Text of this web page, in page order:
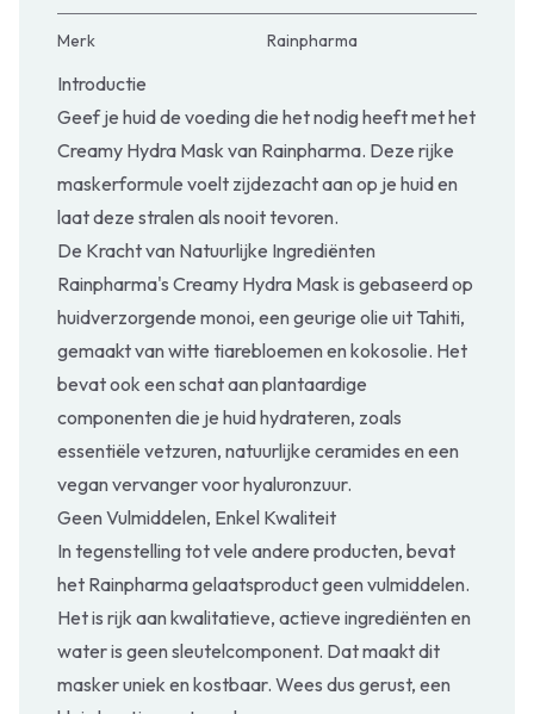
Merk Rainpharma
Introductie
Geef je huid de voeding die het nodig heeft met het
Creamy Hydra Mask van Rainpharma. Deze rijke
maskerformule voelt zijdezacht aan op je huid en
laat deze stralen als nooit tevoren.
De Kracht van Natuurlijke Ingrediënten
Rainpharma's Creamy Hydra Mask is gebaseerd op
huidverzorgende monoi, een geurige olie uit Tahiti,
gemaakt van witte tiarebloemen en kokosolie. Het
bevat ook een schat aan plantaardige
componenten die je huid hydrateren, zoals
essentiële vetzuren, natuurlijke ceramides en een
vegan vervanger voor hyaluronzuur.
Geen Vulmiddelen, Enkel Kwaliteit
In tegenstelling tot vele andere producten, bevat
het Rainpharma gelaatsproduct geen vulmiddelen.
Het is rijk aan kwalitatieve, actieve ingrediënten en
water is geen sleutelcomponent. Dat maakt dit
masker uniek en kostbaar. Wees dus gerust, een